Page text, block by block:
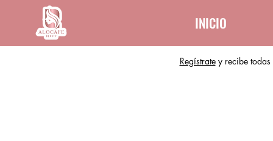
Regístratey recibe todas
INICIO